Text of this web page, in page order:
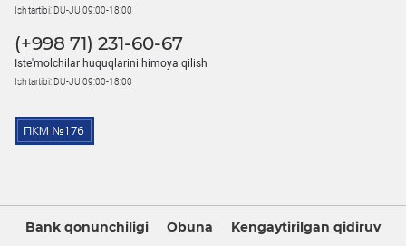
Ish tartibi: DU-JU 09:00-18:00
(+998 71) 231-60-67
Iste'molchilar huquqlarini himoya qilish
Ish tartibi: DU-JU 09:00-18:00
Bank qonunchiligi Obuna
Kengaytirilgan qidiruv